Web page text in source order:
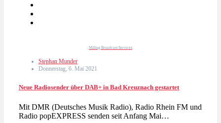
Milling Broadcast Services
Stephan Munder
Donnerstag, 6. Mai 2021
Neue Radiosender über DAB+ in Bad Kreuznach gestartet
Mit DMR (Deutsches Musik Radio), Radio Rhein FM und
Radio popEXPRESS senden seit Anfang Mai…